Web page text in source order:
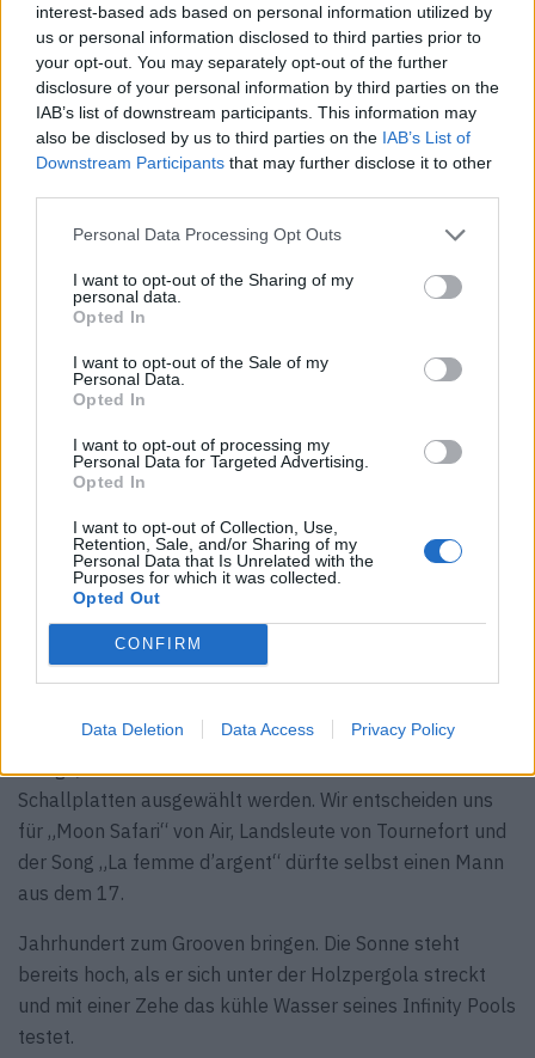
interest-based ads based on personal information utilized by
us or personal information disclosed to third parties prior to
your opt-out. You may separately opt-out of the further
disclosure of your personal information by third parties on the
IAB’s list of downstream participants. This information may
also be disclosed by us to third parties on the IAB’s List of
Downstream Participants that may further disclose it to other
Personal Data Processing Opt Outs
I want to opt-out of the Sharing of my
personal data.
Opted In
I want to opt-out of the Sale of my
Personal Data.
Opted In
I want to opt-out of processing my
Personal Data for Targeted Advertising.
Opted In
I want to opt-out of Collection, Use,
Retention, Sale, and/or Sharing of my
Personal Data that Is Unrelated with the
Purposes for which it was collected.
Opted Out
CONFIRM
Data Deletion Data Access Privacy Policy
Platon war die Chora ein abstrakter Ort, an dem sich
unsere Welt immer wieder erneuert. Für uns stellt sich die
Frage: Kosmische Erneuerung klingt gut – aber gibt es
sie auch mit eigenem Spa? Und damit verrät uns
Folegandros endlich sein Geheimnis, das sich zwischen
seinen trockenen Hügeln und kantigen Klippen versteckt.
HIMMEL UND HÖHLE
Vielleicht hätte Joseph Pitton de Tournefort von seinem
Schiff aus das Gundari Resort gar nicht erkannt, wäre das
Fünf-Sterne-Hotel schon damals in der Landschaft
Steinen, die sich farblich kaum von ihrer Umgebung
abheben. Über 80 Hektar erstreckt sich, oder besser:
versteckt sich die Anlage. Während seiner
Mittelmeerexpedition nächtigte Tournefort auf
Folegandros beim örtlichen Konsul. Hier würde ihn unter
anderem die Deluxe Cave Suite erwarten. Wie alle
Unterkünfte verfügt auch sie über einen Privatpool und
verfügt über einen High-End-Plattenspieler im Vintage-
Design, es kann aus einer kuratierten Bibliothek von 300
Schallplatten ausgewählt werden. Wir entscheiden uns
für „Moon Safari“ von Air, Landsleute von Tournefort und
der Song „La femme d’argent“ dürfte selbst einen Mann
aus dem 17.
Jahrhundert zum Grooven bringen. Die Sonne steht
bereits hoch, als er sich unter der Holzpergola streckt
und mit einer Zehe das kühle Wasser seines Infinity Pools
testet.